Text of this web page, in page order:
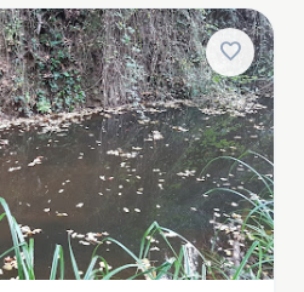
favorite